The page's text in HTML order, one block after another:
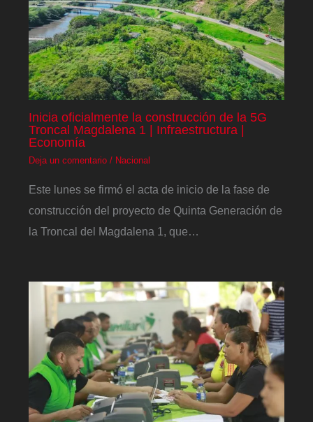
Inicia oficialmente la construcción de la 5G
Troncal Magdalena 1 | Infraestructura |
Economía
Deja un comentario / Nacional
Este lunes se firmó el acta de inicio de la fase de
construcción del proyecto de Quinta Generación de
la Troncal del Magdalena 1, que…